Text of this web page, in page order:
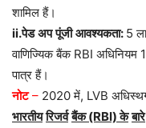
शामिल हैं।
ii.पेड अप पूंजी आवश्यकता: 5
वाणिज्यिक बैंक RBI
पात्र हैं।
नोट– 2020 में, LVB
भारतीय रिजर्व बैंक(RBI)के बारे